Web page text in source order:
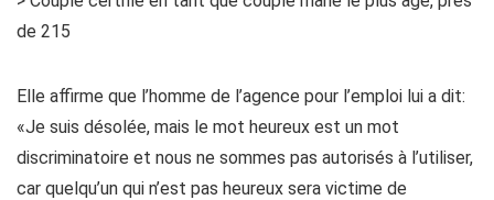
de 215
Elle affirme que l’homme de l’agence pour l’emploi lui a dit:
«Je suis désolée, mais le mot heureux est un mot
discriminatoire et nous ne sommes pas autorisés à l’utiliser,
car quelqu’un qui n’est pas heureux sera victime de